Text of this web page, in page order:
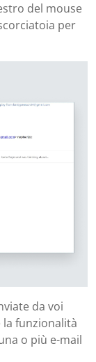
del mouse
per
da voi
funzionalità
o più e-mail